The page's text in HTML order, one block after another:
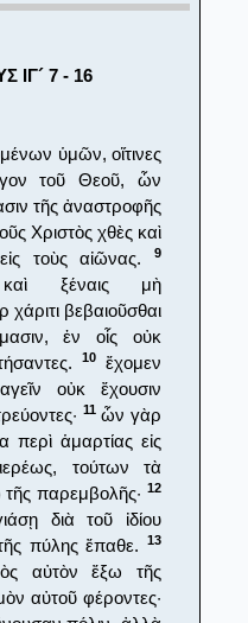
ΙΓ´ 7 - 16
ὑμῶν, οἵτινες
τοῦ Θεοῦ, ὧν
τῆς ἀναστροφῆς
Χριστὸς χθὲς καὶ
τοὺς αἰῶνας.
9
καὶ ξέναις μὴ
βεβαιοῦσθαι
ἐν οἷς οὐκ
10ἔχομεν
οὐκ ἔχουσιν
11ὧν γὰρ
περὶ ἁμαρτίας εἰς
τούτων τὰ
παρεμβολῆς· 12
διὰ τοῦ ἰδίου
πύλης ἔπαθε.
13
αὐτὸν ἔξω τῆς
αὐτοῦ φέροντες·